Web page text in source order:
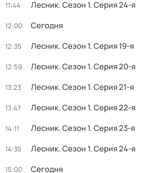
11:44 Лесник. Сезон 1. Серия 24-я
12:00 Сегодня
12:35 Лесник. Сезон 1. Серия 19-я
12:59 Лесник. Сезон 1. Серия 20-я
13:23 Лесник. Сезон 1. Серия 21-я
13:47 Лесник. Сезон 1. Серия 22-я
14:11 Лесник. Сезон 1. Серия 23-я
14:35 Лесник. Сезон 1. Серия 24-я
15:00 Сегодня